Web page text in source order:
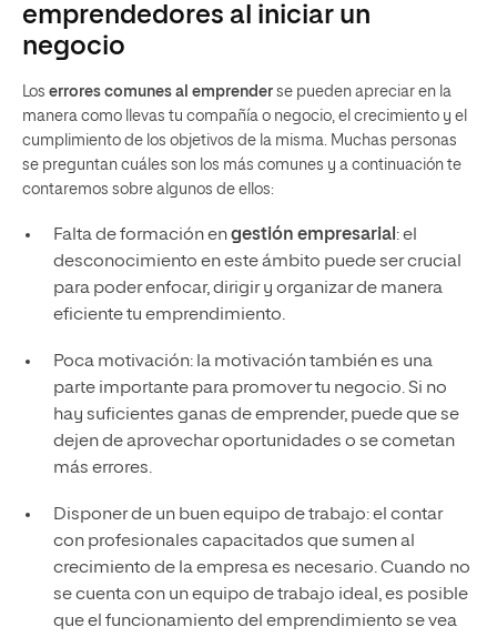
emprendedores al iniciar un
negocio
Los errores comunes al emprender se pueden apreciar en la
manera como llevas tu compañía o negocio, el crecimiento y el
cumplimiento de los objetivos de la misma. Muchas personas
se preguntan cuáles son los más comunes y a continuación te
contaremos sobre algunos de ellos:
Falta de formación engestión empresarial : el
desconocimiento en este ámbito puede ser crucial
para poder enfocar, dirigir y organizar de manera
eficiente tu emprendimiento.
Poca motivación: la motivación también es una
parte importante para promover tu negocio. Si no
hay suficientes ganas de emprender, puede que se
dejen de aprovechar oportunidades o se cometan
más errores.
Disponer de un buen equipo de trabajo: el contar
con profesionales capacitados que sumen al
crecimiento de la empresa es necesario. Cuando no
se cuenta con un equipo de trabajo ideal, es posible
que el funcionamiento del emprendimiento se vea